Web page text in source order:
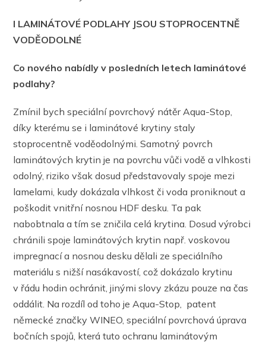
I LAMINÁTOVÉ PODLAHY JSOU STOPROCENTNĚ
VODĚODOLNÉ
Co nového nabídly v posledních letech laminátové
podlahy?
Zmínil bych speciální povrchový nátěr Aqua-Stop,
díky kterému se i laminátové krytiny staly
stoprocentně voděodolnými. Samotný povrch
laminátových krytin je na povrchu vůči vodě a vlhkosti
odolný, riziko však dosud představovaly spoje mezi
lamelami, kudy dokázala vlhkost či voda proniknout a
poškodit vnitřní nosnou HDF desku. Ta pak
nabobtnala a tím se zničila celá krytina. Dosud výrobci
chránili spoje laminátových krytin např. voskovou
impregnací a nosnou desku dělali ze speciálního
materiálu s nižší nasákavostí, což dokázalo krytinu
v řádu hodin ochránit, jinými slovy zkázu pouze na čas
oddálit. Na rozdíl od toho je Aqua-Stop, patent
německé značky WINEO, speciální povrchová úprava
bočních spojů, která tuto ochranu laminátovým